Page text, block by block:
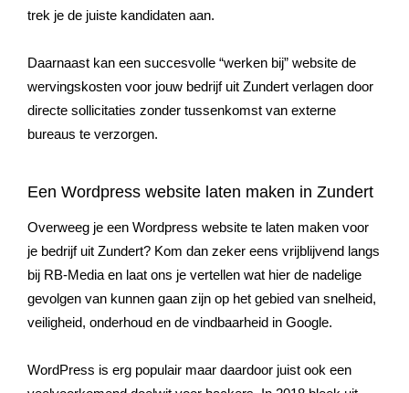
trek je de juiste kandidaten aan.
Daarnaast kan een succesvolle “werken bij” website de
wervingskosten voor jouw bedrijf uit Zundert verlagen door
directe sollicitaties zonder tussenkomst van externe
bureaus te verzorgen.
Een Wordpress website laten maken in Zundert
Overweeg je een Wordpress website te laten maken voor
je bedrijf uit Zundert? Kom dan zeker eens vrijblijvend langs
bij RB-Media en laat ons je vertellen wat hier de nadelige
gevolgen van kunnen gaan zijn op het gebied van snelheid,
veiligheid, onderhoud en de vindbaarheid in Google.
WordPress is erg populair maar daardoor juist ook een